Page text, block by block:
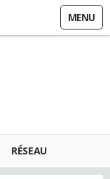
MENU
RÉSEAU